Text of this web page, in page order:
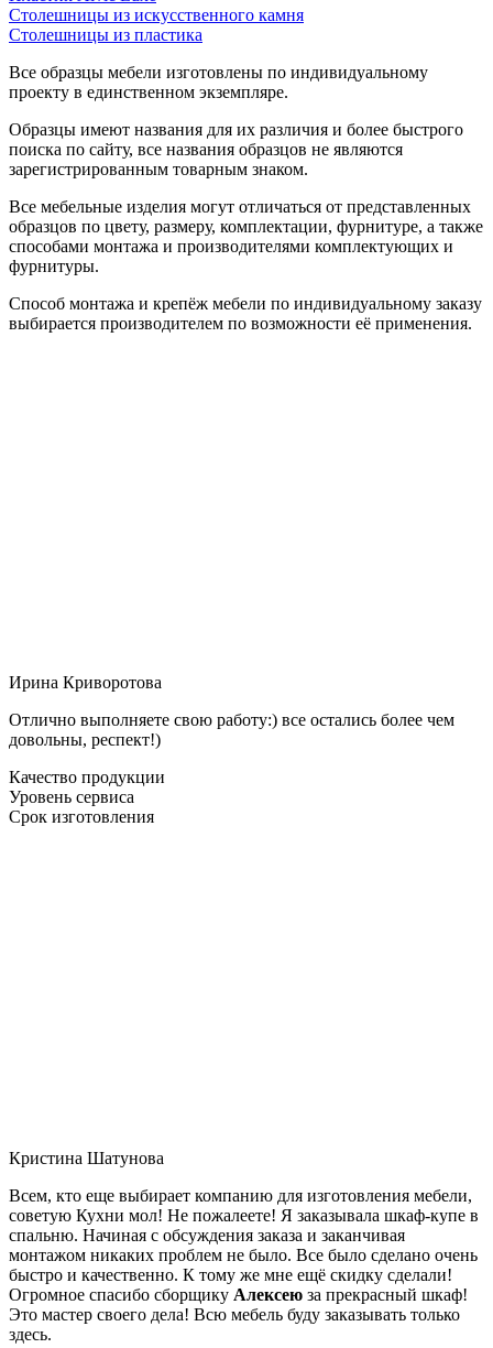
Столешницы из искусственного камня
Столешницы из пластика
Все образцы мебели изготовлены по индивидуальному
проекту в единственном экземпляре.
Образцы имеют названия для их различия и более быстрого
поиска по сайту, все названия образцов не являются
зарегистрированным товарным знаком.
Все мебельные изделия могут отличаться от представленных
образцов по цвету, размеру, комплектации, фурнитуре, а также
способами монтажа и производителями комплектующих и
фурнитуры.
Способ монтажа и крепёж мебели по индивидуальному заказу
выбирается производителем по возможности её применения.
Ирина Криворотова
Отлично выполняете свою работу:) все остались более чем
довольны, респект!)
Качество продукции
Уровень сервиса
Срок изготовления
Кристина Шатунова
Всем, кто еще выбирает компанию для изготовления мебели,
советую Кухни мол! Не пожалеете! Я заказывала шкаф-купе в
спальню. Начиная с обсуждения заказа и заканчивая
монтажом никаких проблем не было. Все было сделано очень
быстро и качественно. К тому же мне ещё скидку сделали!
Огромное спасибо сборщику Алексею за прекрасный шкаф!
Это мастер своего дела! Всю мебель буду заказывать только
здесь.